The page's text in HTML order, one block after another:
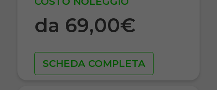
da 69,00€
SCHEDA COMPLETA